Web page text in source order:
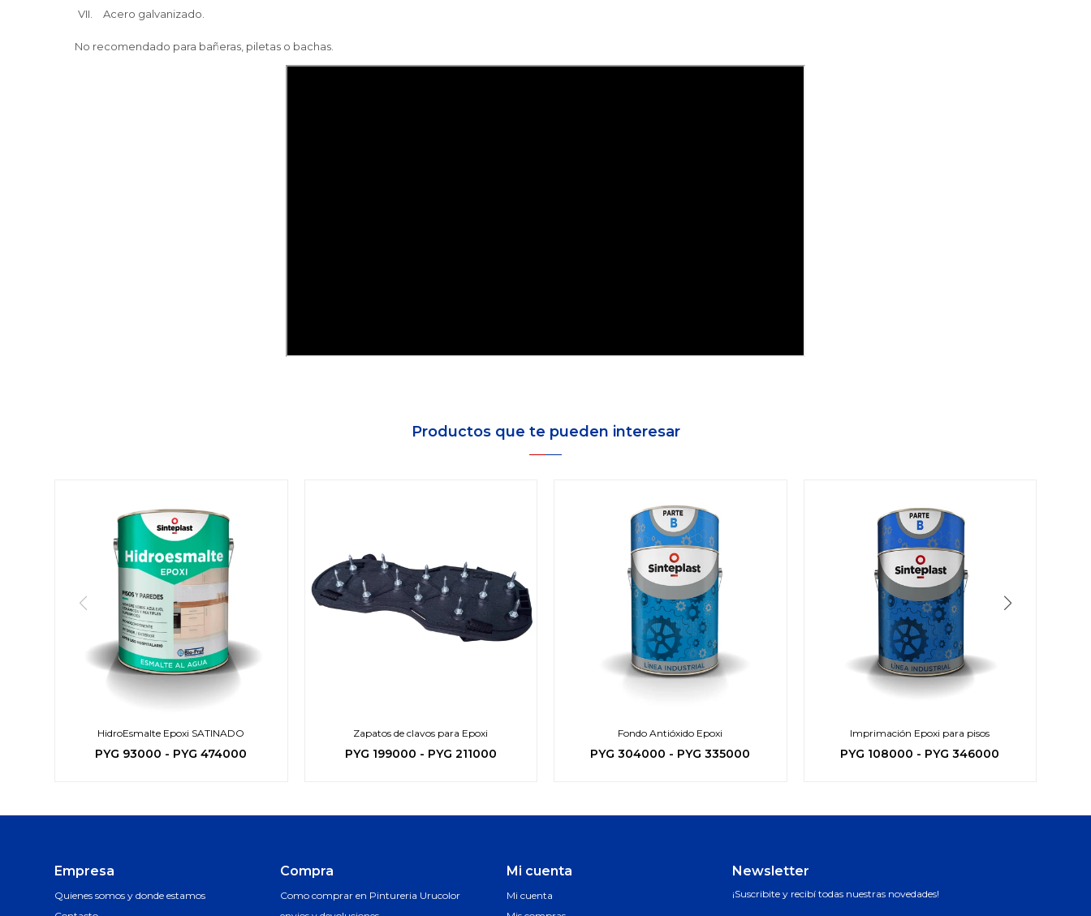
Acero galvanizado.
No recomendado para bañeras, piletas o bachas.
Productos que te pueden interesar
HidroEsmalte Epoxi SATINADO
PYG 93000 - PYG 474000
Zapatos de clavos para Epoxi
PYG 199000 - PYG 211000
Fondo Antióxido Epoxi
PYG 304000 - PYG 335000
Imprimación Epoxi para pisos
PYG 108000 - PYG 346000
Empresa
Quienes somos y donde estamos
Compra
Como comprar en Pintureria Urucolor
Mi cuenta
Mi cuenta
Newsletter
¡Suscribite y recibí todas nuestras novedades!